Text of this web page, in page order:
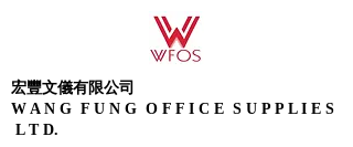
宏豐文儀有限公司
W A N G F U N G O F F I C E S U P P L I E S
L T D.